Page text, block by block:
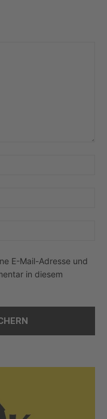
E-Mail-Adresse und
in diesem